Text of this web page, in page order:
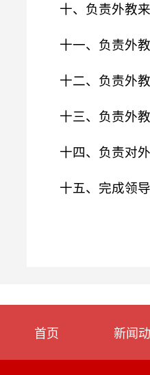
十、负责外教
十一、负责外
十二、负责外
十三、负责外
十四、负责对
十五、完成领
首页 新闻